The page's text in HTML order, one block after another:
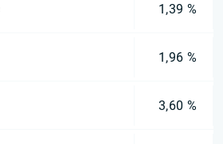
1,39 %
1,96 %
3,60 %